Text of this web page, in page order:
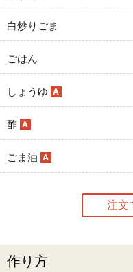
白炒りごま
ごはん
しょうゆ A
酢 A
ごま油 A
注文
作り方